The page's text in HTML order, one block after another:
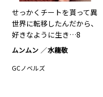
せっかくチートを貰って異
世界に転移したんだから、
好きなように生き…8
ムンムン 水龍敬
GCノベルズ